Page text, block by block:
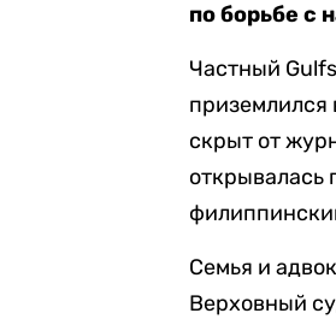
по борьбе с
Частный
приземлился
скрыт от
открывалась
Семья и
Верховный